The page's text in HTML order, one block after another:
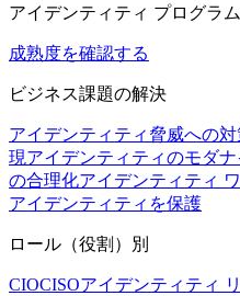
アイデンティティ プログラ
成熟度を確認する
ビジネス課題の解決
アイデンティティ脅威への対
現アイデンティティのモダ
の合理化アイデンティティ
アイデンティティを保護
ロール（役割）別
CIOCISOアイデンティティ